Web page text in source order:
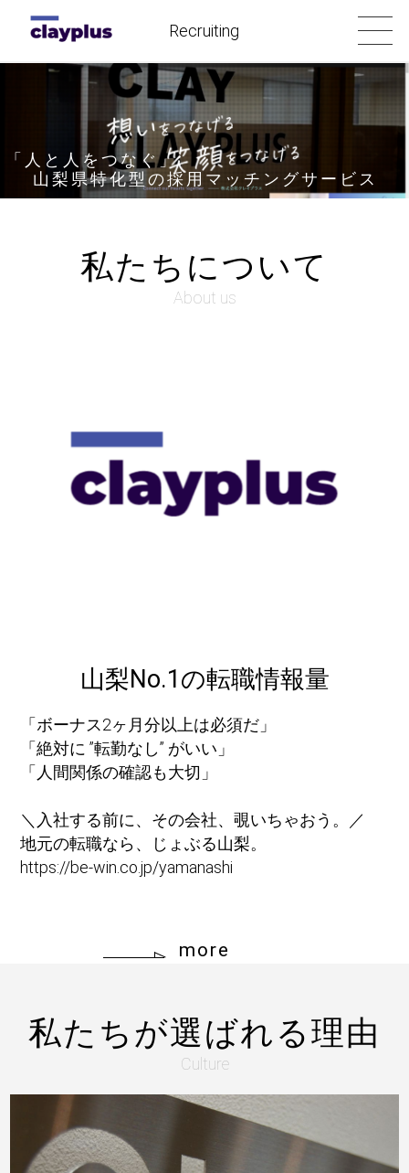
Recruiting
「⼈と⼈をつなぐ」
山梨県特化型の採用マッチングサービス
私たちについて
About us
山梨No.1の転職情報量
「ボーナス2ヶ月分以上は必須だ」
「絶対に ”転勤なし” がいい」
「人間関係の確認も大切」
＼入社する前に、その会社、覗いちゃおう。／
地元の転職なら、じょぶる山梨。
https://be-win.co.jp/yamanashi
more
私たちが選ばれる理由
Culture